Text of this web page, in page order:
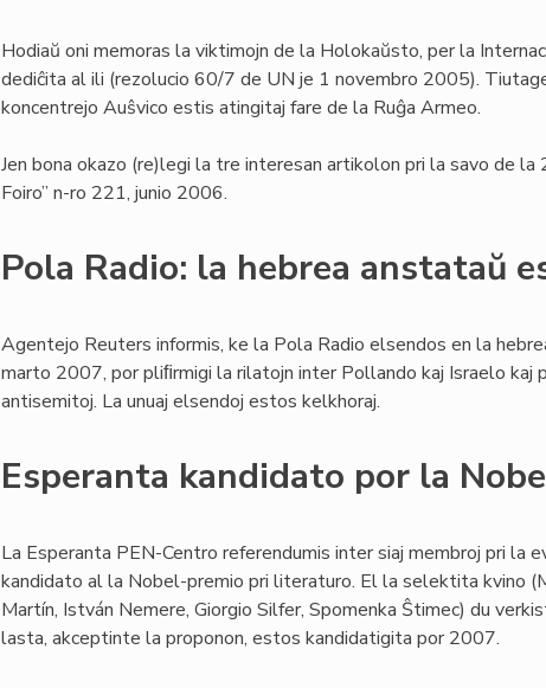
Hodiaŭ oni memoras la viktimojn de la Holokaŭsto, per la
dediĉita al ili (rezolucio 60/7 de UN je 1 novembro 2005).
koncentrejo Auŝvico estis atingitaj fare de la Ruĝa Armeo.
Jen bona okazo (re)legi la tre interesan artikolon pri la savo de
Foiro” n-ro 221, junio 2006.
Pola Radio: la hebrea anstataŭ
Agentejo Reuters informis, ke la Pola Radio elsendos en la
marto 2007, por pliﬁrmigi la rilatojn inter Pollando kaj Israelo kaj
antisemitoj. La unuaj elsendoj estos kelkhoraj.
Esperanta kandidato por la
La Esperanta PEN-Centro referendumis inter siaj membroj pri la
kandidato al la Nobel-premio pri literaturo. El la selektita kvino
Martín, István Nemere, Giorgio Silfer, Spomenka Ŝtimec) du
lasta, akceptinte la proponon, estos kandidatigita por 2007.